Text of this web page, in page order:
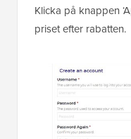
Klicka på knappen
priset efter rabatten.